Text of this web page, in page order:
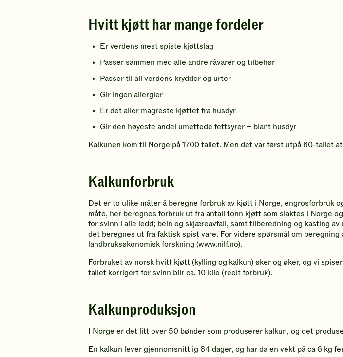
Hvitt kjøtt har mange fordeler
Er verdens mest spiste kjøttslag
Passer sammen med alle andre råvarer og tilbehør
Passer til all verdens krydder og urter
Gir ingen allergier
Er det aller magreste kjøttet fra husdyr
Gir den høyeste andel umettede fettsyrer – blant husdyr
Kalkunen kom til Norge på 1700 tallet. Men det var først utpå 60-tallet
Kalkunforbruk
Det er to ulike måter å beregne forbruk av kjøtt i Norge, engrosforbruk
måte, her beregnes forbruk ut fra antall tonn kjøtt som slaktes i Norge
for svinn i alle ledd; bein og skjæreavfall, samt tilberedning og kasting
det beregnes ut fra faktisk spist vare. For videre spørsmål om
landbruksøkonomisk forskning (www.nilf.no).
Forbruket av norsk hvitt kjøtt (kylling og kalkun) øker og øker, og vi
tallet korrigert for svinn blir ca. 10 kilo (reelt forbruk).
Kalkunproduksjon
I Norge er det litt over 50 bønder som produserer kalkun, og det
En kalkun lever gjennomsnittlig 84 dager, og har da en vekt på ca 6 kg